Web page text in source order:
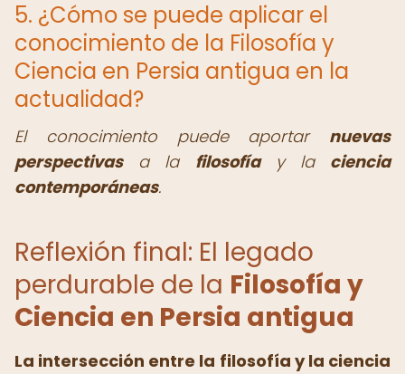
5. ¿Cómo se puede aplicar el
conocimiento de la Filosofía y
Ciencia en Persia antigua en la
actualidad?
El conocimiento puede aportar nuevas
perspectivasa la filosofíay la ciencia
contemporáneas.
Reflexión final: El legado
perdurable de la Filosofía y
Ciencia en Persia antigua
La intersección entre la filosofía y la ciencia